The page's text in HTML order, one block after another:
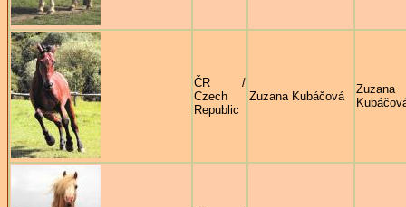
ČR /
Czech
Republic
Zuzana Kubáčová
Zuzana